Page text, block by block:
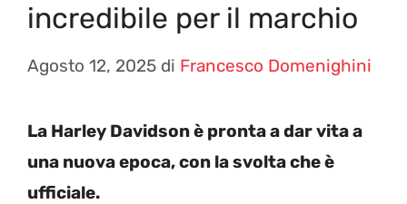
incredibile per il marchio
Agosto 12, 2025 di Francesco Domenighini
La Harley Davidson è pronta a dar vita a
una nuova epoca, con la svolta che è
ufficiale.